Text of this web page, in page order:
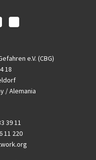
e.V. (CBG)
18
/ Alemania
39 11
11 220